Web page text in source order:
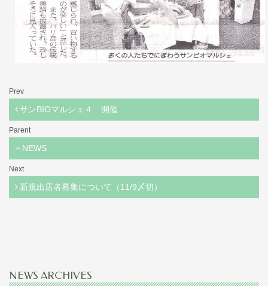
Prev
サンBIOマルシェ４ 開催
Parent
NEWS
Next
新規出店者募集について（11/9〆切）
NEWS ARCHIVES